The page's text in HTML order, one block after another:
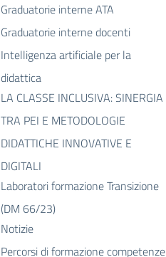
Graduatorie interne ATA
Graduatorie interne docenti
Intelligenza artificiale per la
didattica
LA CLASSE INCLUSIVA: SINERGIA
TRA PEI E METODOLOGIE
DIDATTICHE INNOVATIVE E
DIGITALI
Laboratori formazione Transizione
(DM 66/23)
Notizie
Percorsi di formazione competenze